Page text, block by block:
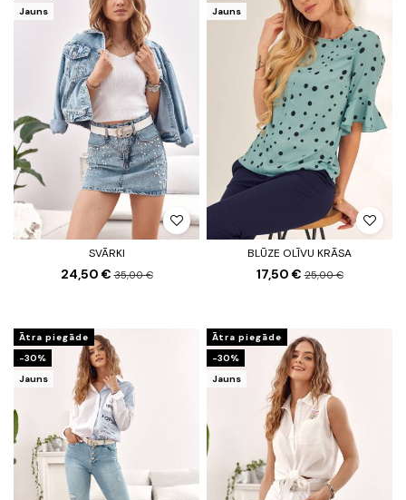
Jauns
SVĀRKI
24,50 €35,00 €
Jauns
BLŪZE OLĪVU KRĀSA
17,50 €25,00 €
Ātra piegāde
-30%
Jauns
Ātra piegāde
-30%
Jauns